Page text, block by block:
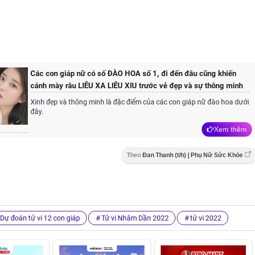
Các con giáp nữ có số ĐÀO HOA số 1, đi đến đâu cũng khiến
cánh mày râu LIÊU XA LIÊU XIU trước vẻ đẹp và sự thông minh
Xinh đẹp và thông minh là đặc điểm của các con giáp nữ đào hoa dưới
đây.
Xem thêm
Theo Đan Thanh (t/h) | Phụ Nữ Sức Khỏe
Dự đoán tử vi 12 con giáp Tử vi Nhâm Dần 2022 tử vi 2022